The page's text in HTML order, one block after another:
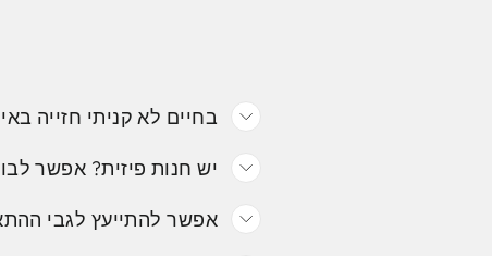
בחיים לא קניתי חזייה
יש חנות פיזית? אפשר
אפשר להתייעץ לגבי